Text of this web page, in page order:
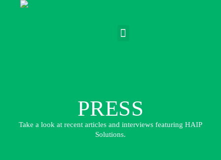
PRESS
Take a look at recent articles and interviews featuring HAIP
Solutions.